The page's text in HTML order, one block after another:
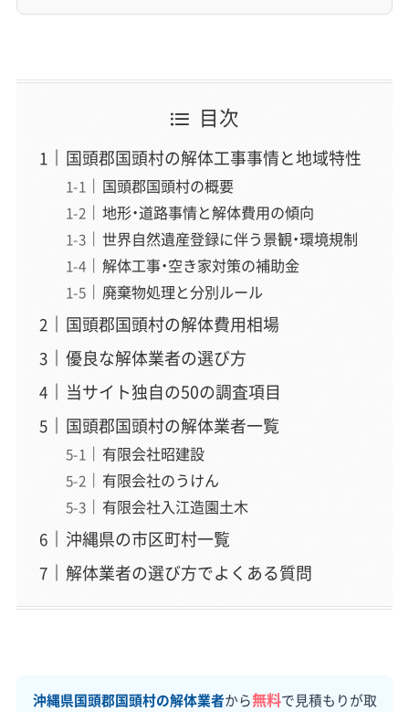
目次
国頭郡国頭村の解体工事事情と地域特性
国頭郡国頭村の概要
地形・道路事情と解体費用の傾向
世界自然遺産登録に伴う景観・環境規制
解体工事・空き家対策の補助金
廃棄物処理と分別ルール
国頭郡国頭村の解体費用相場
優良な解体業者の選び方
当サイト独自の50の調査項目
国頭郡国頭村の解体業者一覧
有限会社昭建設
有限会社のうけん
有限会社入江造園土木
沖縄県の市区町村一覧
解体業者の選び方でよくある質問
沖縄県国頭郡国頭村の解体業者から無料で見積もりが取